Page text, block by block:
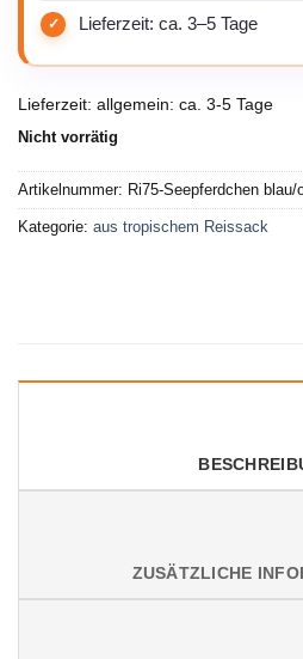
Lieferzeit: ca. 3–5 Tage
Lieferzeit: allgemein: ca. 3-5 Tage
Nicht vorrätig
Artikelnummer: Ri75-Seepferdchen blau/
Kategorie: aus tropischem Reissack
ZUSÄTZLICHE